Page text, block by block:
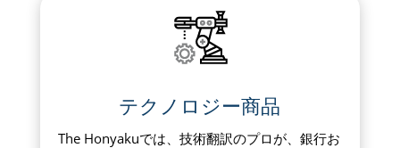
テクノロジー商品
The Honyakuでは、技術翻訳のプロが、銀行お